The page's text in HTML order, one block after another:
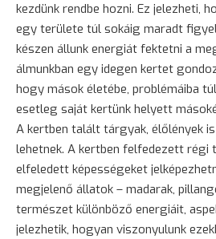
kezdünk rendbe hozni. Ez jelezheti,
egy területe túl sokáig maradt
készen állunk energiát fektetni a
álmunkban egy idegen kertet
hogy mások életébe, problémáiba
esetleg saját kertünk helyett
A kertben talált tárgyak, élőlények
lehetnek. A kertben felfedezett régi
elfeledett képességeket
megjelenő állatok – madarak,
természet különböző energiáit,
jelezhetik, hogyan viszonyulunk